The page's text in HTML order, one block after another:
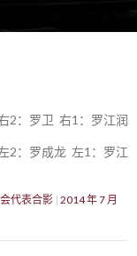
2：罗卫 右1：罗江润
2：罗成龙 左1：罗江
代表合影 2014 年 7 月